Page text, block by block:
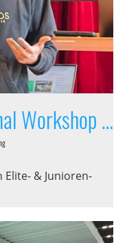
Flori Lang - Inspirational Workshop - Träume / Ziele
Elite- & Junioren-